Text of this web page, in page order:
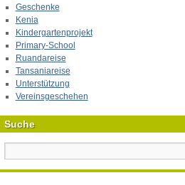
Geschenke
Kenia
Kindergartenprojekt
Primary-School
Ruandareise
Tansaniareise
Unterstützung
Vereinsgeschehen
Suche